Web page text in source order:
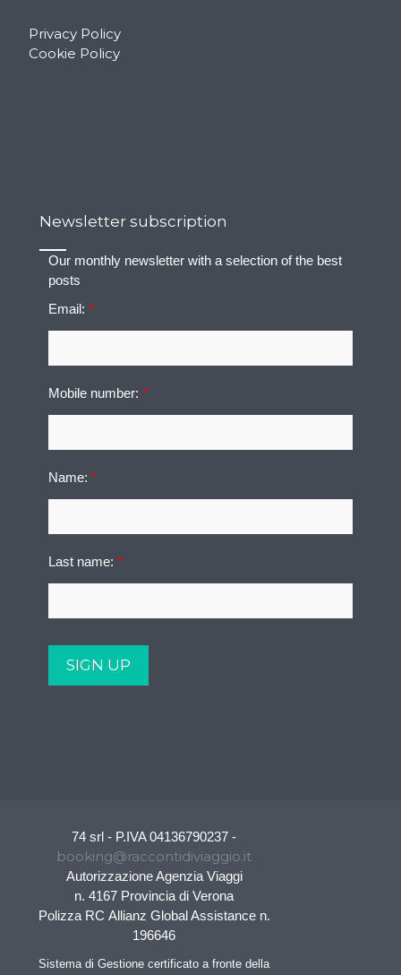
Privacy Policy
Cookie Policy
Newsletter subscription
Our monthly newsletter with a selection of the best
posts
Email:*
Mobile number:*
Name:*
Last name:*
74 srl - P.IVA 04136790237 -
booking@raccontidiviaggio.it
Autorizzazione Agenzia Viaggi
n. 4167 Provincia di Verona
Polizza RC Allianz Global Assistance n.
196646
Sistema di Gestione certificato a fronte della